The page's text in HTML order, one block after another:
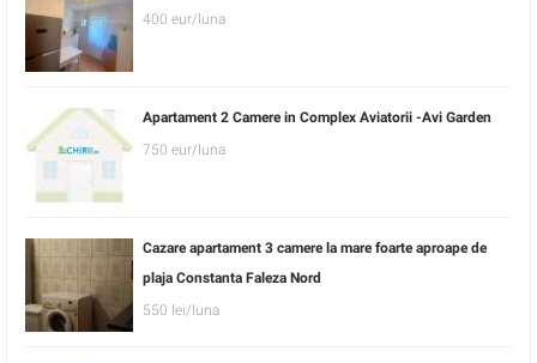
400 eur/luna
Apartament 2 Camere in Complex Aviatorii -Avi Garden
750 eur/luna
Cazare apartament 3 camere la mare foarte aproape de
plaja Constanta Faleza Nord
550 lei/luna